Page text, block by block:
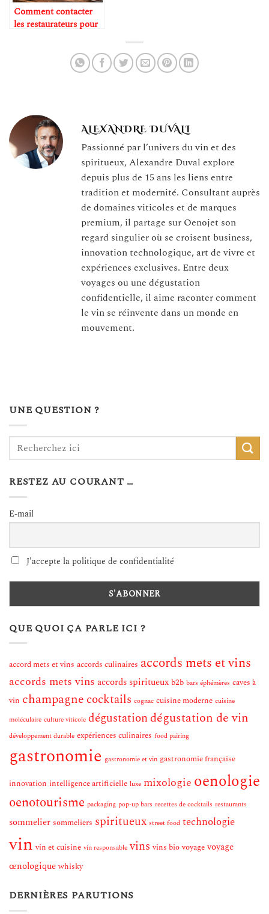
Comment contacter
les restaurateurs pour
ALEXANDRE DUVALI
Passionné par l’univers du vin et des
spiritueux, Alexandre Duval explore
depuis plus de 15 ans les liens entre
tradition et modernité. Consultant auprès
de domaines viticoles et de marques
premium, il partage sur Oenojet son
regard singulier où se croisent business,
innovation technologique, art de vivre et
expériences exclusives. Entre deux
voyages ou une dégustation
confidentielle, il aime raconter comment
le vin se réinvente dans un monde en
mouvement.
UNE QUESTION ?
RESTEZ AU COURANT …
E-mail
J'accepte la politique de confidentialité
QUE QUOI ÇA PARLE ICI ?
accord mets et vins accords culinaires accords mets et vins
accords mets vins accords spiritueux b2b bars éphémères caves à
vin champagne cocktails cognac cuisine moderne cuisine
moléculaire culture viticole dégustationdégustation de vin
développement durable expériences culinaires food pairing
gastronomie gastronomie et vin gastronomie française
innovation intelligence artificielle luxe mixologie oenologie
oenotourisme packaging pop-up bars recettes de cocktails restaurants
sommelier sommeliers spiritueux street food technologie
vin vin et cuisine vin responsable vins vins bio voyage voyage
œnologique whisky
DERNIÈRES PARUTIONS